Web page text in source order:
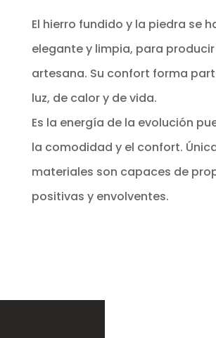
El hierro fundido y la piedra se
elegante y limpia, para
artesana. Su confort forma
luz, de calor y de vida.
Es la energía de la evolución
la comodidad y el confort.
materiales son capaces de
positivas y envolventes.